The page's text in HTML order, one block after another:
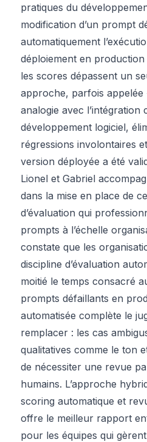
pratiques du
modification d’un prompt
automatiquement
déploiement en production
les scores dépassent un
approche, parfois
analogie avec l’intégration
développement logiciel,
régressions involontaires
version déployée a été
Lionel et Gabriel
dans la mise en place de
d’évaluation qui
prompts à l’échelle
constate que les
discipline d’évaluation
moitié le temps consacré
prompts défaillants en
automatisée complète le
remplacer : les cas
qualitatives comme le ton
de nécessiter une revue
humains. L’approche
scoring automatique et
offre le meilleur rapport
pour les équipes qui